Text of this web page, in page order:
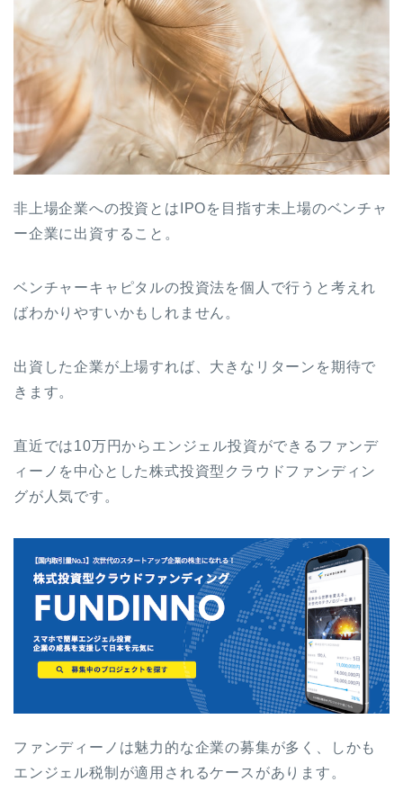
非上場企業への投資とはIPOを目指す未上場のベンチャ
ー企業に出資すること。
ベンチャーキャピタルの投資法を個人で行うと考えれ
ばわかりやすいかもしれません。
出資した企業が上場すれば、大きなリターンを期待で
きます。
直近では10万円からエンジェル投資ができるファンデ
ィーノを中心とした株式投資型クラウドファンディン
グが人気です。
ファンディーノは魅力的な企業の募集が多く、しかも
エンジェル税制が適用されるケースがあります。